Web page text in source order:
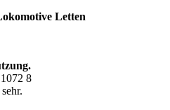
Letten
8